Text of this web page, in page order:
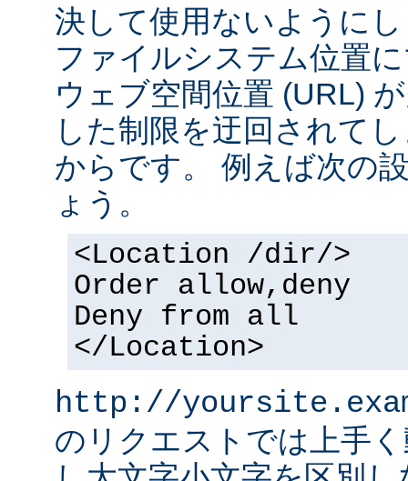
決して使用ないように
ファイルシステム位置
ウェブ空間位置 (URL)
した制限を迂回されて
からです。 例えば次の
ょう。
<Location /dir/>
Order allow,deny
Deny from all
</Location>
http://
のリクエストでは上手